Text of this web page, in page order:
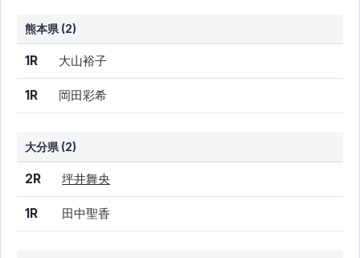
熊本県 (2)
結果 シード 選手名
1R 大山裕子
1R 岡田彩希
大分県 (2)
結果 シード 選手名
2R 坪井舞央
1R 田中聖香